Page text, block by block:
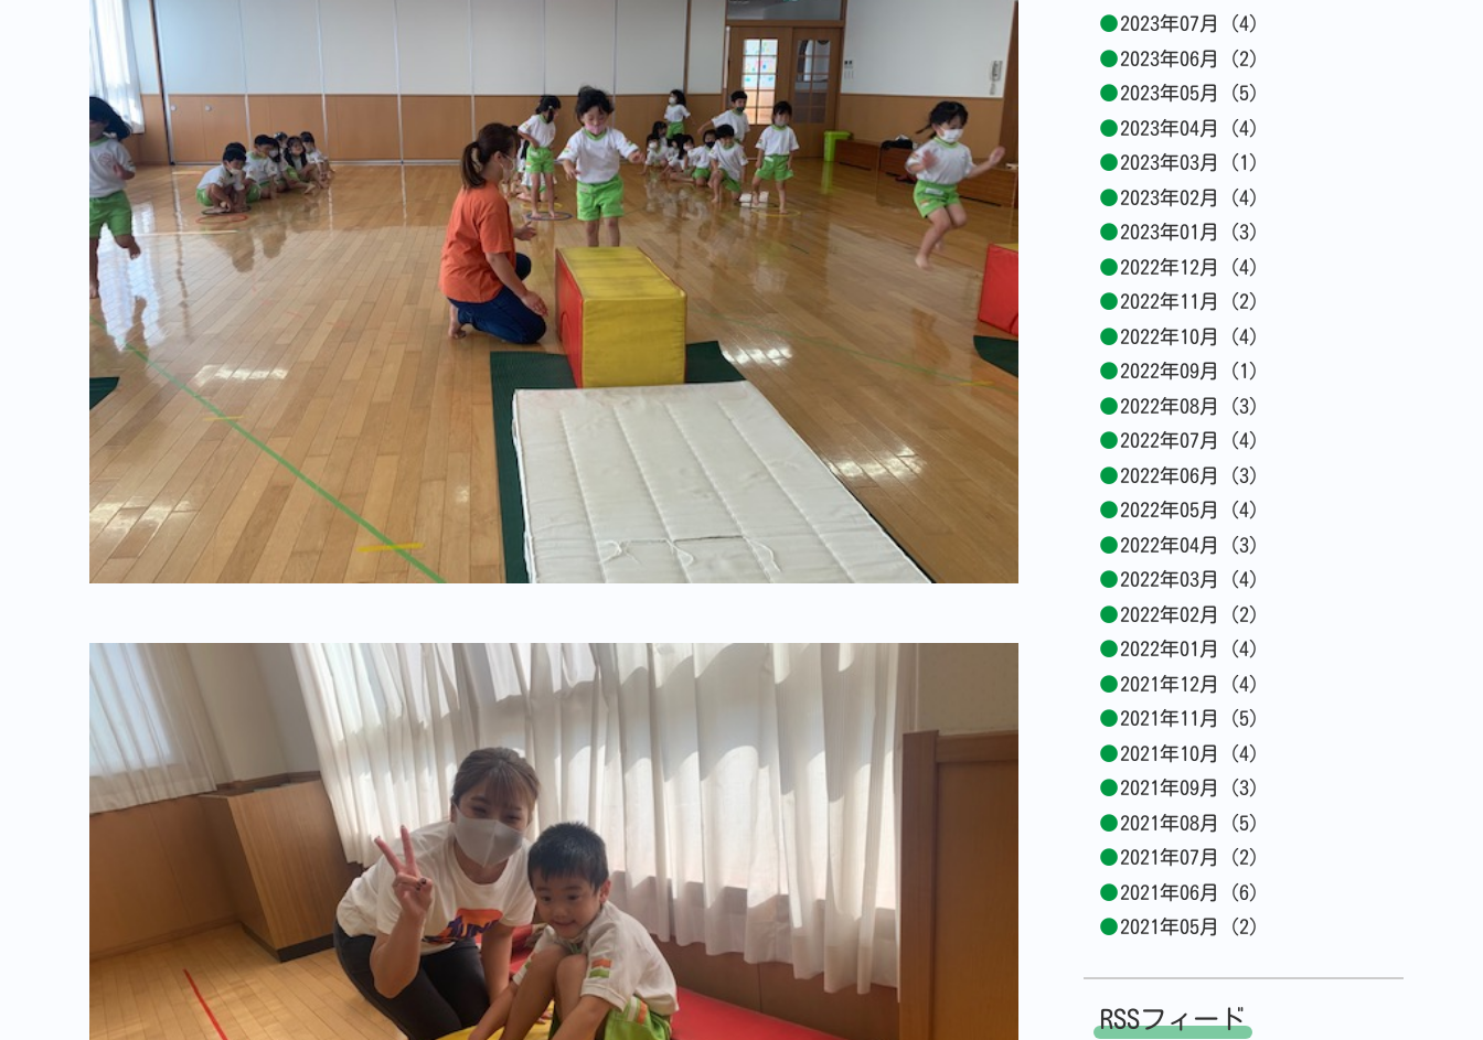
2023年07月 (4)
2023年06月 (2)
2023年05月 (5)
2023年04月 (4)
2023年03月 (1)
2023年02月 (4)
2023年01月 (3)
2022年12月 (4)
2022年11月 (2)
2022年10月 (4)
2022年09月 (1)
2022年08月 (3)
2022年07月 (4)
2022年06月 (3)
2022年05月 (4)
2022年04月 (3)
2022年03月 (4)
2022年02月 (2)
2022年01月 (4)
2021年12月 (4)
2021年11月 (5)
2021年10月 (4)
2021年09月 (3)
2021年08月 (5)
2021年07月 (2)
2021年06月 (6)
2021年05月 (2)
RSSフィード